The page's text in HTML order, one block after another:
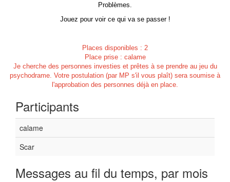
Problèmes.
Jouez pour voir ce qui va se passer !
Places disponibles : 2
Place prise : calame
Je cherche des personnes investies et prêtes à se prendre au jeu du
psychodrame. Votre postulation (par MP s'il vous plaît) sera soumise à
l'approbation des personnes déjà en place.
Participants
calame
Scar
Messages au fil du temps, par mois